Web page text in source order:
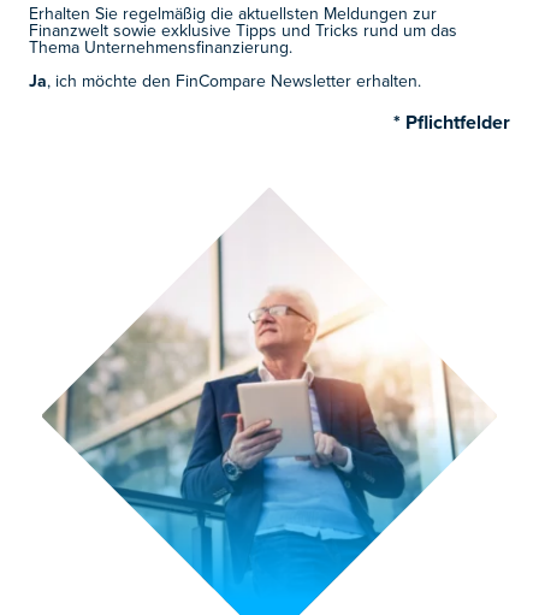
Erhalten Sie regelmäßig die aktuellsten Meldungen zur
Finanzwelt sowie exklusive Tipps und Tricks rund um das
Thema Unternehmensfinanzierung.
Ja, ich möchte den FinCompare Newsletter erhalten.
* Pflichtfelder